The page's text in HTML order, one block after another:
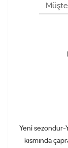
Yeni sezondur-
kısmında